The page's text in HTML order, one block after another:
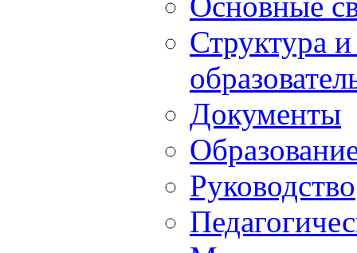
Структура
Документы
Руководство